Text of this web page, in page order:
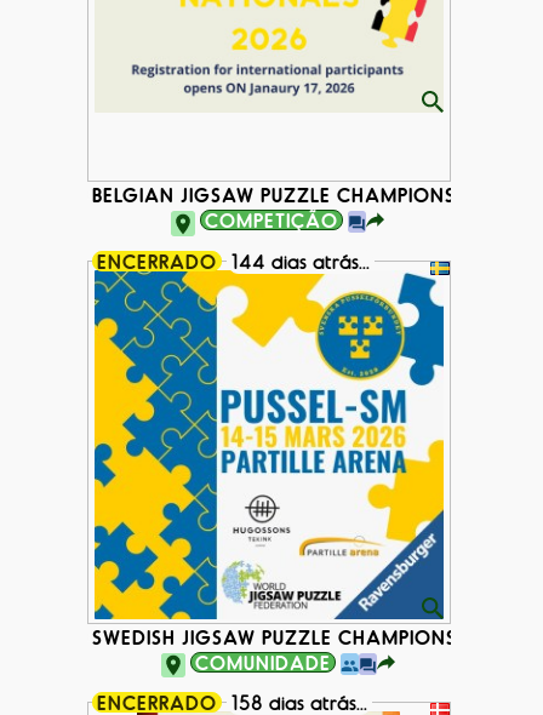
BELGIAN JIGSAW PUZZLE CHAMPIONSHIP 2026
COMPETIÇÃO
ENCERRADO
144 dias atrás...
SWEDISH JIGSAW PUZZLE CHAMPIONSHIP 2026
COMUNIDADE
ENCERRADO
158 dias atrás...